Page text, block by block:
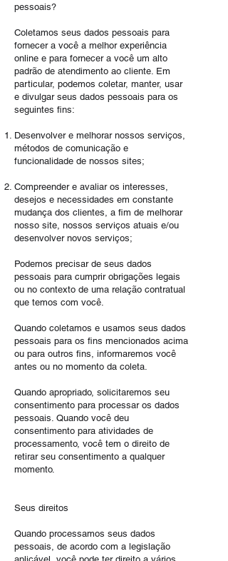
pessoais?
​Coletamos seus dados pessoais para
fornecer a você a melhor experiência
online e para fornecer a você um alto
padrão de atendimento ao cliente. Em
particular, podemos coletar, manter, usar
e divulgar seus dados pessoais para os
seguintes fins:
Desenvolver e melhorar nossos serviços,
métodos de comunicação e
funcionalidade de nossos sites;
Compreender e avaliar os interesses,
desejos e necessidades em constante
mudança dos clientes, a fim de melhorar
nosso site, nossos serviços atuais e/ou
desenvolver novos serviços;
​Podemos precisar de seus dados
pessoais para cumprir obrigações legais
ou no contexto de uma relação contratual
que temos com você.
Quando coletamos e usamos seus dados
pessoais para os fins mencionados acima
ou para outros fins, informaremos você
antes ou no momento da coleta.
Quando apropriado, solicitaremos seu
consentimento para processar os dados
pessoais. Quando você deu
consentimento para atividades de
processamento, você tem o direito de
retirar seu consentimento a qualquer
momento.
Seus direitos
​Quando processamos seus dados
pessoais, de acordo com a legislação